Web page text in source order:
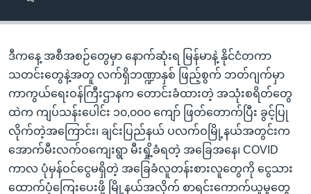
ရန်
ရန်
နေရာ
သို့
ကျော်
ရန်
ဒီကနေ့ အစီအစဉ်တွေမှာ နောက်ဆုံးရ မြန်မာနဲ့ နိုင်ငံတကာ
သတင်းတွေနဲ့အတူ လက်ရှိဘဏ္ဍာနှစ် ဖြည့်စွက် ဘတ်ဂျက်မှာ
ကာကွယ်ရေးဝန်ကြီးဌာနက တောင်းခံထားတဲ့ အသုံးစရိတ်တွေ
ထဲက ကျပ်သန်းပေါင်း ၁၀,၀၀၀ ကျော် ဖြတ်တောက်ပြီး ခွင့်ပြု
လိုက်တဲ့အကြောင်း၊ ချင်းပြည်နယ် ပလက်ဝမြို့နယ်အတွင်းက
အောက်မီးလက်ဝကျေးရွာ မီးရှို့ခံရတဲ့ အခြေအနေ၊ COVID
ကာလ ပုံမှန်ဝင်ငွေမရှိတဲ့ အခြေခံလူတန်းစားလူတွေကို ငွေသား
ထောက်ပံ့ကြေးပေးဖို့ မြို့နယ်အလိုက် စာရင်းကောက်ယူမှုတွေ